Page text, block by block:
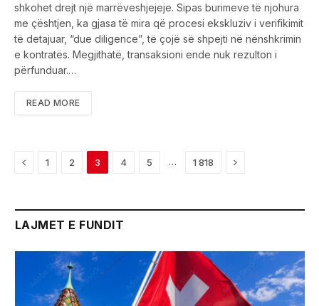
shkohet drejt një marrëveshjejeje. Sipas burimeve të njohura
me çështjen, ka gjasa të mira që procesi ekskluziv i verifikimit
të detajuar, “due diligence”, të çojë së shpejti në nënshkrimin
e kontratës. Megjithatë, transaksioni ende nuk rezulton i
përfunduar.…
READ MORE
Previous
1 2 3 4 5 … 1 818 Next
LAJMET E FUNDIT